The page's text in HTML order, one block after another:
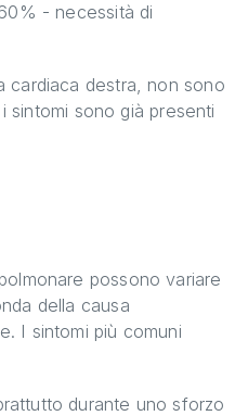
- necessità di
cardiaca destra, non sono
sintomi sono già presenti
possono variare
della causa
I sintomi più comuni
durante uno sforzo